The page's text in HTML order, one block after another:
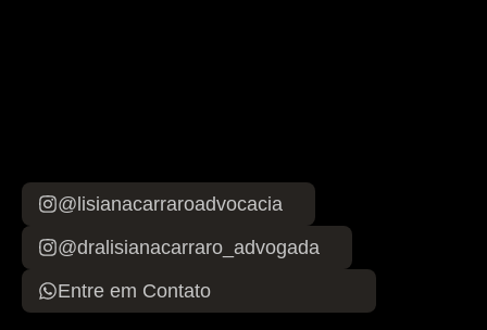
@lisianacarraroadvocacia
@dralisianacarraro_advogada
Entre em Contato